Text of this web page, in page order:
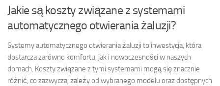
Jakie są koszty związane z systemami
automatycznego otwierania żaluzji?
Systemy automatycznego otwierania żaluzji to inwestycja, która
dostarcza zarówno komfortu, jak i nowoczesności w naszych
domach. Koszty związane z tymi systemami mogą się znacznie
różnić, co zazwyczaj zależy od wybranego modelu oraz dostępnych